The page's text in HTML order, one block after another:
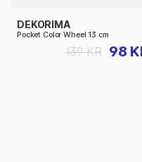
DEKORIMA
Pocket Color Wheel 13 cm
98
139 KR